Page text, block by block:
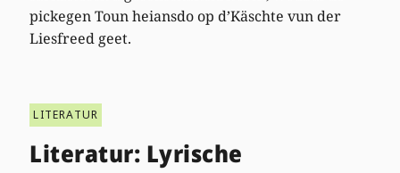
pickegen Toun heiansdo op d’Käschte vun der
Liesfreed geet.
LITERATUR
Literatur: Lyrische